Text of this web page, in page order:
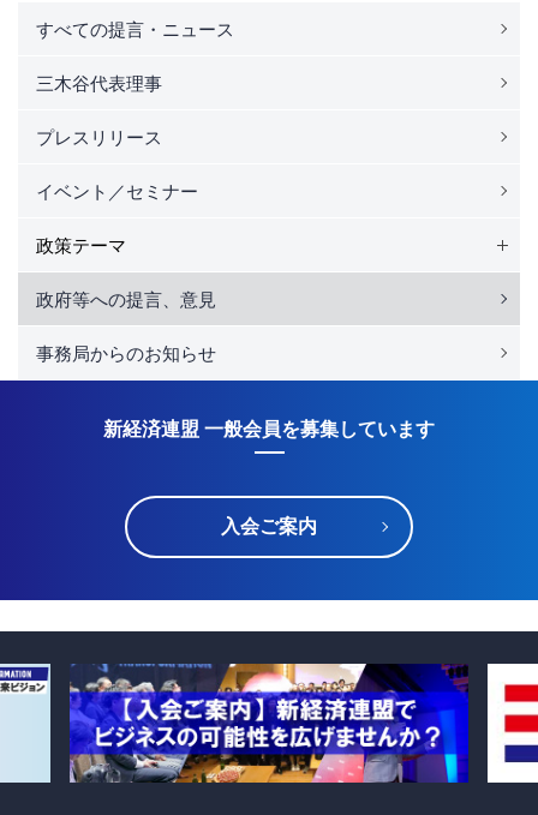
すべての提言・ニュース
三木谷代表理事
プレスリリース
イベント／セミナー
政策テーマ
政府等への提言、意見
事務局からのお知らせ
新経済連盟 一般会員を募集しています
入会ご案内